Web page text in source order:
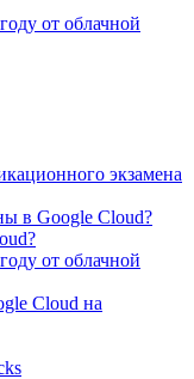
от облачной
экзамена
в Google Cloud?
от облачной
Cloud на